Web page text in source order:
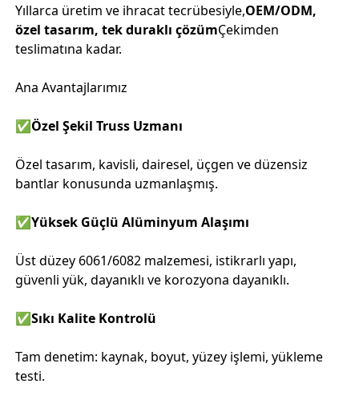
Yıllarca üretim ve ihracat tecrübesiyle,OEM/ODM,
özel tasarım, tek duraklı çözümÇekimden
teslimatına kadar.
Ana Avantajlarımız
✅Özel Şekil Truss Uzmanı
Özel tasarım, kavisli, dairesel, üçgen ve düzensiz
bantlar konusunda uzmanlaşmış.
✅Yüksek Güçlü Alüminyum Alaşımı
Üst düzey 6061/6082 malzemesi, istikrarlı yapı,
güvenli yük, dayanıklı ve korozyona dayanıklı.
✅Sıkı Kalite Kontrolü
Tam denetim: kaynak, boyut, yüzey işlemi, yükleme
testi.